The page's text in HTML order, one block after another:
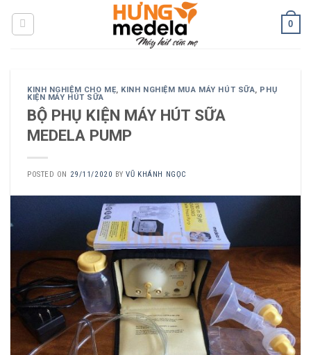
0
KINH NGHIỆM CHO MẸ, KINH NGHIỆM MUA MÁY HÚT SỮA, PHỤ
KIỆN MÁY HÚT SỮA
BỘ PHỤ KIỆN MÁY HÚT SỮA
MEDELA PUMP
POSTED ON 29/11/2020 BYVŨ KHÁNH NGỌC